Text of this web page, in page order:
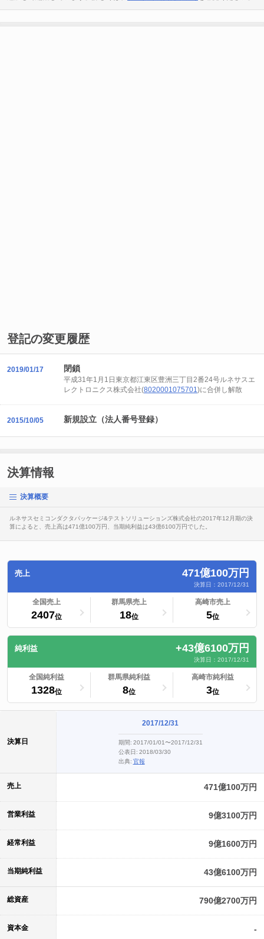
登記の変更履歴
2019/01/17 閉鎖
平成31年1月1日東京都江東区豊洲三丁目2番24号ルネサスエ
レクトロニクス株式会社(8020001075701)に合併し解散
2015/10/05 新規設立（法人番号登録）
決算情報
決算概要
ルネサスセミコンダクタパッケージ&テストソリューションズ株式会社の2017年12月期の決
算によると、売上高は471億100万円、当期純利益は43億6100万円でした。
売上 471億100万円
決算日：2017/12/31
全国売上
2407位
ランキングへ 群馬県売上
18位
ランキングへ 高崎市売上
5位
ランキングへ
純利益 +43億6100万円
決算日：2017/12/31
全国純利益
1328位
ランキングへ 群馬県純利益
8位
ランキングへ 高崎市純利益
3位
ランキングへ
2017/12/31
期間: 2017/01/01〜2017/12/31
公表日: 2018/03/30
出典: 官報
471億100万円
9億3100万円
9億1600万円
43億6100万円
790億2700万円
-
決算日
売上
営業利益
経常利益
当期純利益
総資産
資本金